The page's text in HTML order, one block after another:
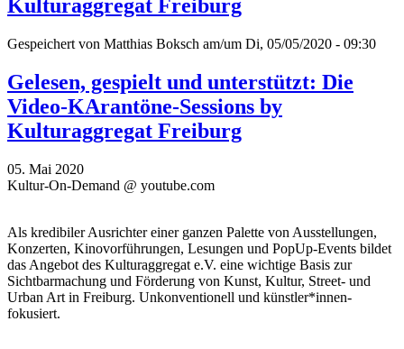
Kulturaggregat Freiburg
Gespeichert von Matthias Boksch am/um Di, 05/05/2020 - 09:30
Gelesen, gespielt und unterstützt: Die
Video-KArantöne-Sessions by
Kulturaggregat Freiburg
05. Mai 2020
Kultur-On-Demand @ youtube.com
Als kredibiler Ausrichter einer ganzen Palette von Ausstellungen,
Konzerten, Kinovorführungen, Lesungen und PopUp-Events bildet
das Angebot des Kulturaggregat e.V. eine wichtige Basis zur
Sichtbarmachung und Förderung von Kunst, Kultur, Street- und
Urban Art in Freiburg. Unkonventionell und künstler*innen-
fokusiert.